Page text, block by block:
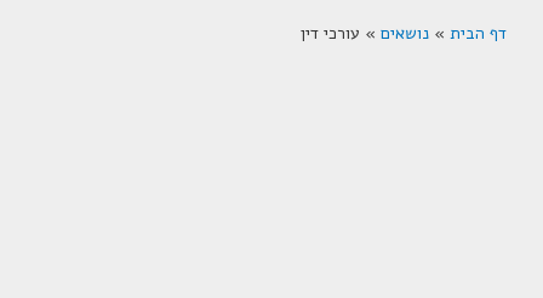
דף הבית » נושאים » עורכי דין